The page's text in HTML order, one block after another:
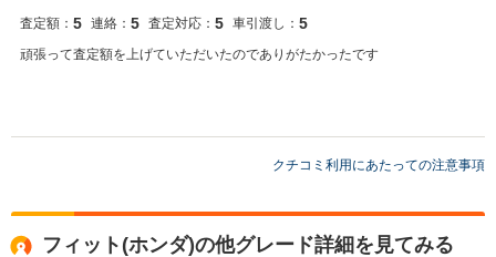
査定額： 5 連絡： 5 査定対応： 5 車引渡し： 5
頑張って査定額を上げていただいたのでありがたかったです
クチコミ利用にあたっての注意事項
フィット(ホンダ)の他グレード詳細を見てみる